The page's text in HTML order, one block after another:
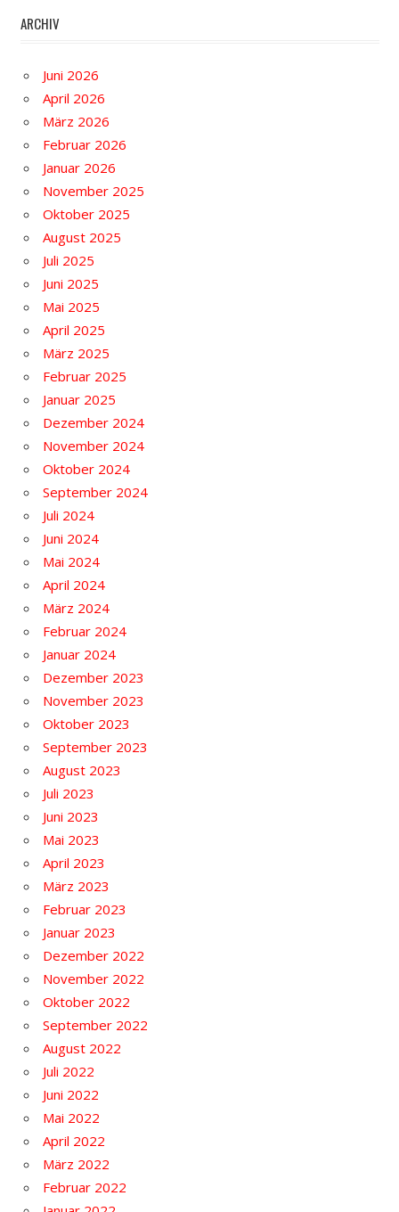
ARCHIV
Juni 2026
April 2026
März 2026
Februar 2026
Januar 2026
November 2025
Oktober 2025
August 2025
Juli 2025
Juni 2025
Mai 2025
April 2025
März 2025
Februar 2025
Januar 2025
Dezember 2024
November 2024
Oktober 2024
September 2024
Juli 2024
Juni 2024
Mai 2024
April 2024
März 2024
Februar 2024
Januar 2024
Dezember 2023
November 2023
Oktober 2023
September 2023
August 2023
Juli 2023
Juni 2023
Mai 2023
April 2023
März 2023
Februar 2023
Januar 2023
Dezember 2022
November 2022
Oktober 2022
September 2022
August 2022
Juli 2022
Juni 2022
Mai 2022
April 2022
März 2022
Februar 2022